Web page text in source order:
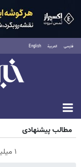
فارسی العربية English
جمعه ۱۶
مطالب پیشنهادی
۱ میلیارد اعتبار خرید طلا | بدون ضامن و چک